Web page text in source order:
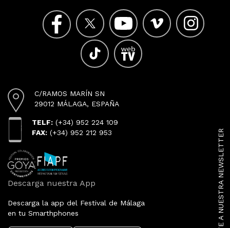
SUSCRÍBETE A NUESTRA NEWSLETTER
C/RAMOS MARÍN SN
29012 MÁLAGA, ESPAÑA
TELF: (+34) 952 224 109
FAX: (+34) 952 212 953
Descarga nuestra App
Descarga la app del Festival de Málaga
en tu Smarthphones